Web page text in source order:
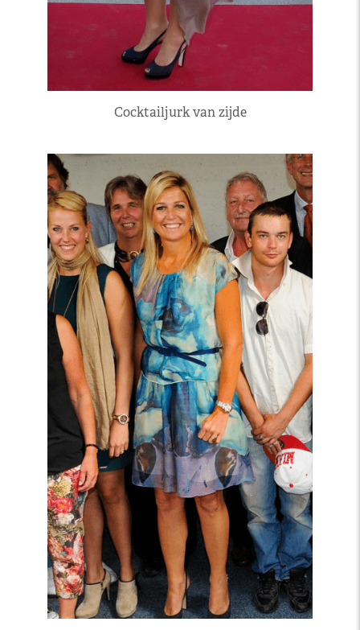
Cocktailjurk van zijde